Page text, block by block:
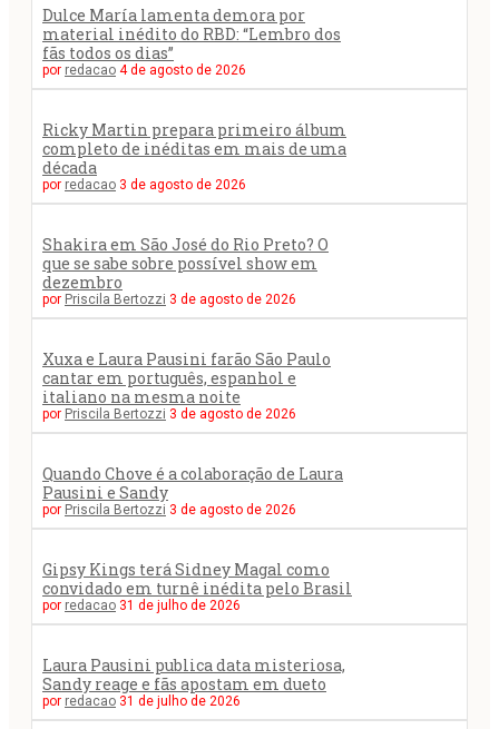
Dulce María lamenta demora por
material inédito do RBD: “Lembro dos
fãs todos os dias”
por redacao 4 de agosto de 2026
Ricky Martin prepara primeiro álbum
completo de inéditas em mais de uma
década
por redacao 3 de agosto de 2026
Shakira em São José do Rio Preto? O
que se sabe sobre possível show em
dezembro
por Priscila Bertozzi 3 de agosto de 2026
Xuxa e Laura Pausini farão São Paulo
cantar em português, espanhol e
italiano na mesma noite
por Priscila Bertozzi 3 de agosto de 2026
Quando Chove é a colaboração de Laura
Pausini e Sandy
por Priscila Bertozzi 3 de agosto de 2026
Gipsy Kings terá Sidney Magal como
convidado em turnê inédita pelo Brasil
por redacao 31 de julho de 2026
Laura Pausini publica data misteriosa,
Sandy reage e fãs apostam em dueto
por redacao 31 de julho de 2026